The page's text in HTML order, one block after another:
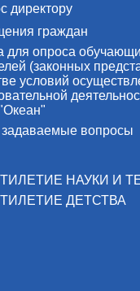
директору
граждан
для опроса
(законных
условий
задаваемые вопросы
НАУКИ И
ДЕТСТВА